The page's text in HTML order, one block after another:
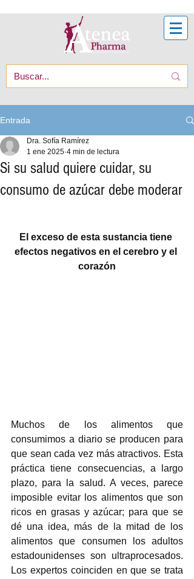
Entrada
Si su salud quiere cuidar, su
consumo de azúcar debe moderar
Dra. Sofía Ramírez
1 ene 2025 4 min de lectura
El exceso de esta sustancia tiene
efectos negativos en el cerebro y el
corazón
Muchos de los alimentos que
consumimos a diario se producen para
que sean cada vez más atractivos. Esta
práctica tiene consecuencias, a largo
plazo, para la salud. A veces, parece
imposible evitar los alimentos que son
ricos en grasas y azúcar; para que se
dé una idea, más de la mitad de los
alimentos que consumen los adultos
estadounidenses son ultraprocesados.
Los expertos coinciden en que se trata